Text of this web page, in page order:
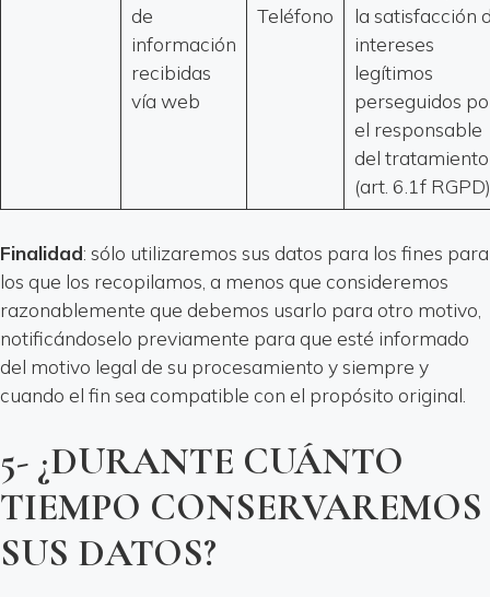
de
información
recibidas
vía web
Teléfono
la satisfacción
intereses
legítimos
perseguidos
el responsable
del tratamiento
(art. 6.1f RGPD)
Finalidad: sólo utilizaremos sus datos para los fines para
los que los recopilamos, a menos que consideremos
razonablemente que debemos usarlo para otro motivo,
notificándoselo previamente para que esté informado
del motivo legal de su procesamiento y siempre y
cuando el fin sea compatible con el propósito original.
5- ¿DURANTE CUÁNTO
TIEMPO CONSERVAREMOS
SUS DATOS?